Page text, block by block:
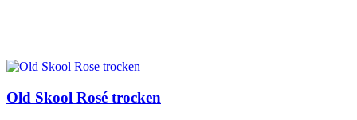
Old Skool Rosé trocken